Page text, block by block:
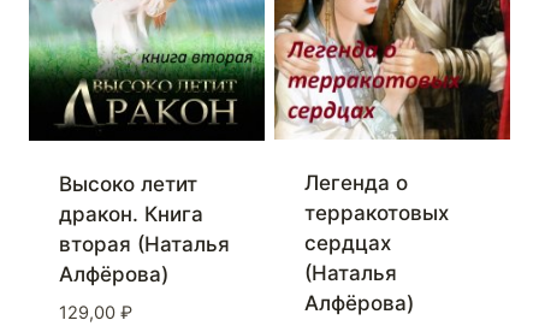
Высоко летит
дракон. Книга
вторая (Наталья
Алфёрова)
129,00 ₽
Легенда о
терракотовых
сердцах
(Наталья
Алфёрова)